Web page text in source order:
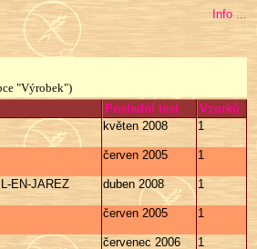
Info ...
"Výrobek")
Poslední test
Vzorků
květen 2008 1
červen 2005 1
EN-JAREZ
duben 2008 1
červen 2005 1
červenec 2006 1